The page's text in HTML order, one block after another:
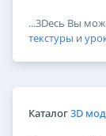
...3Dесь Вы
текстуры и
Каталог3D